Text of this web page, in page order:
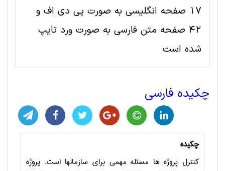
17 صفحه انگلیسی به صورت پی دی اف و
42 صفحه متن فارسی به صورت ورد تایپ
شده است
چکیده فارسی
چکیده
کنترل پروژه ها مسئله مهمی برای سازمانها است. پروژه